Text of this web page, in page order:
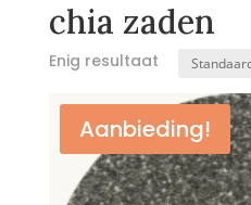
chia zaden
Enig resultaat
Aanbieding!